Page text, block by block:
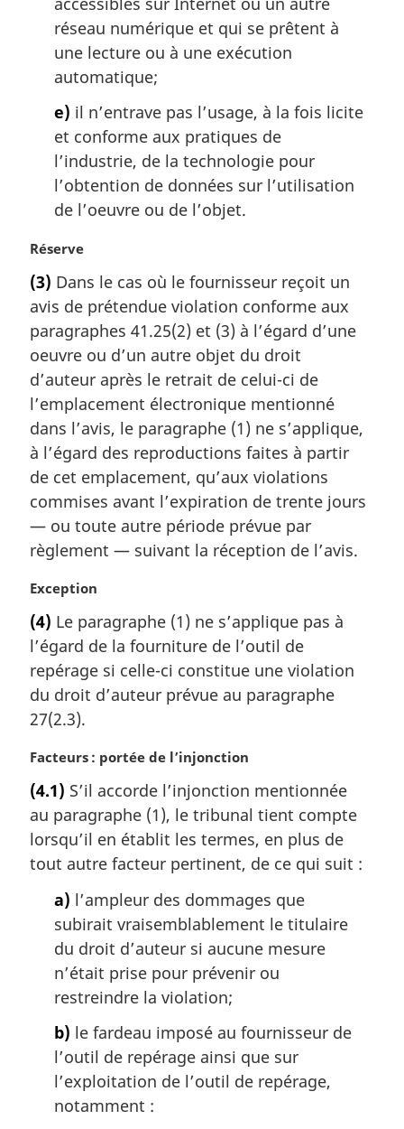
réseau numérique et qui se prêtent à
une lecture ou à une exécution
automatique;
e) il n’entrave pas l’usage, à la fois licite
et conforme aux pratiques de
l’industrie, de la technologie pour
l’obtention de données sur l’utilisation
de l’oeuvre ou de l’objet.
N
t
e
m
a
g
i
n
a
e
:
Réserve
(3) Dans le cas où le fournisseur reçoit un
avis de prétendue violation conforme aux
paragraphes 41.25(2) et (3) à l’égard d’une
oeuvre ou d’un autre objet du droit
d’auteur après le retrait de celui-ci de
l’emplacement électronique mentionné
dans l’avis, le paragraphe (1) ne s’applique,
à l’égard des reproductions faites à partir
de cet emplacement, qu’aux violations
commises avant l’expiration de trente jours
— ou toute autre période prévue par
règlement — suivant la réception de l’avis.
N
t
e
m
a
g
n
a
e
:
Exception
(4) Le paragraphe (1) ne s’applique pas à
l’égard de la fourniture de l’outil de
repérage si celle-ci constitue une violation
du droit d’auteur prévue au paragraphe
27(2.3).
N
t
e
m
a
Facteurs : portée de l’injonction
(4.1) S’il accorde l’injonction mentionnée
au paragraphe (1), le tribunal tient compte
lorsqu’il en établit les termes, en plus de
tout autre facteur pertinent, de ce qui suit :
a) l’ampleur des dommages que
subirait vraisemblablement le titulaire
du droit d’auteur si aucune mesure
n’était prise pour prévenir ou
restreindre la violation;
b) le fardeau imposé au fournisseur de
l’outil de repérage ainsi que sur
l’exploitation de l’outil de repérage,
notamment :